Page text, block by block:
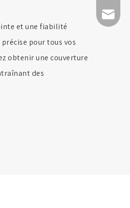
et une fiabilité
pour tous vos
obtenir une couverture
des